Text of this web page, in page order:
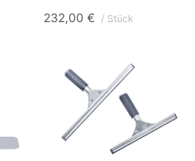
232,00 € Stück